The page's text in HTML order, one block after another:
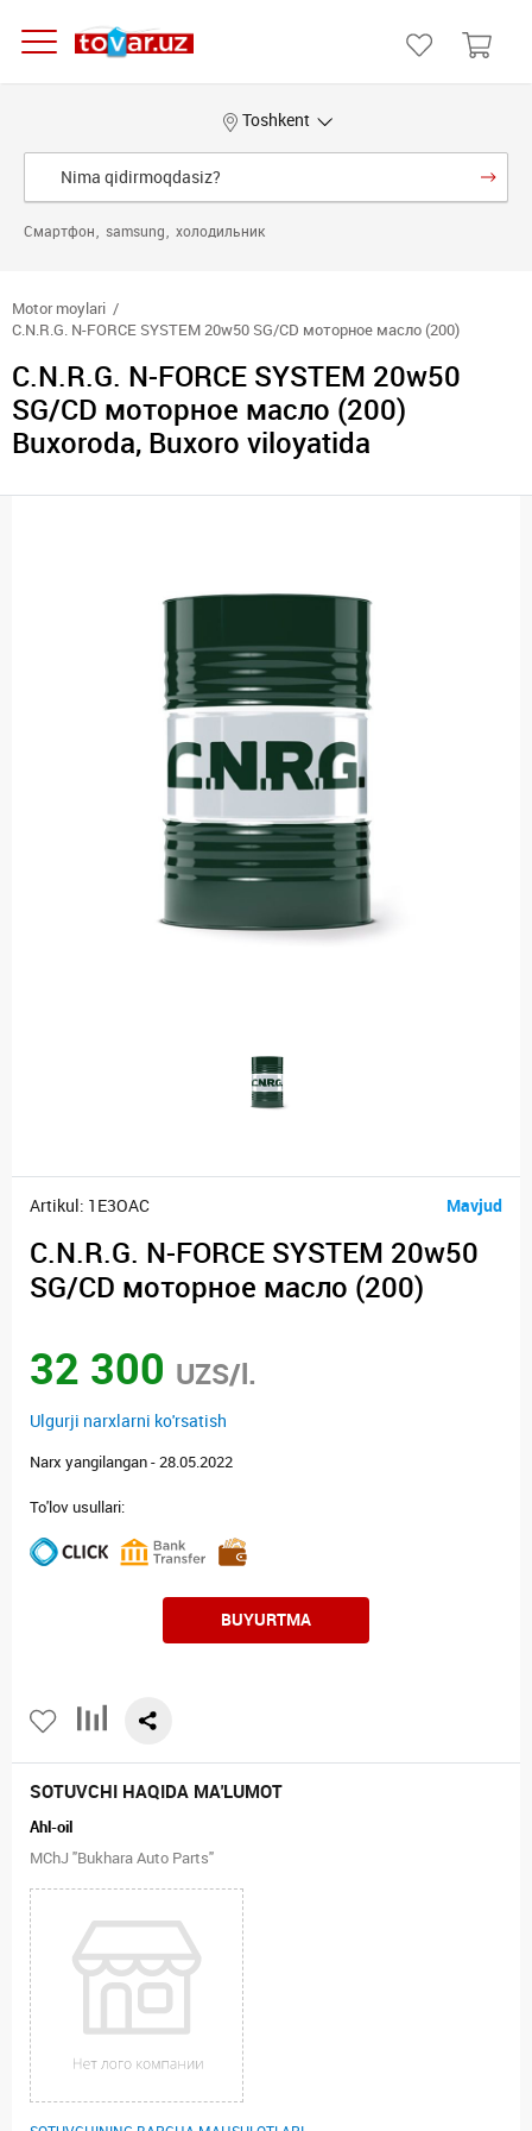
Toshkent
Смартфон samsung холодильник
Motor moylari
C.N.R.G. N-FORCE SYSTEM 20w50 SG/CD моторное масло (200)
C.N.R.G. N-FORCE SYSTEM 20w50
SG/CD моторное масло (200)
Buxoroda, Buxoro viloyatida
Artikul: 1E3OAC Mavjud
C.N.R.G. N-FORCE SYSTEM 20w50
SG/CD моторное масло (200)
32 300 UZS/l.
Ulgurji narxlarni ko'rsatish
Narx yangilangan - 28.05.2022
To'lov usullari:
BUYURTMA
SOTUVCHI HAQIDA MA'LUMOT
Ahl-oil
MChJ "Bukhara Auto Parts"